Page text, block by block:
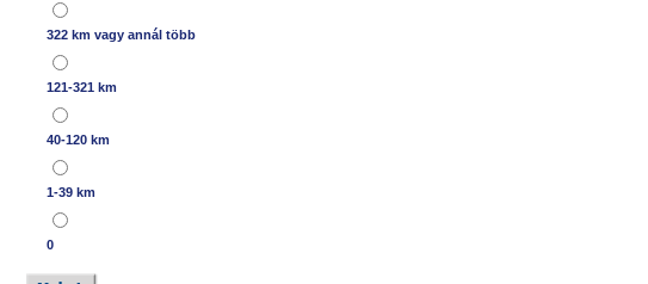
322 km vagy annál több
121-321 km
40-120 km
1-39 km
0